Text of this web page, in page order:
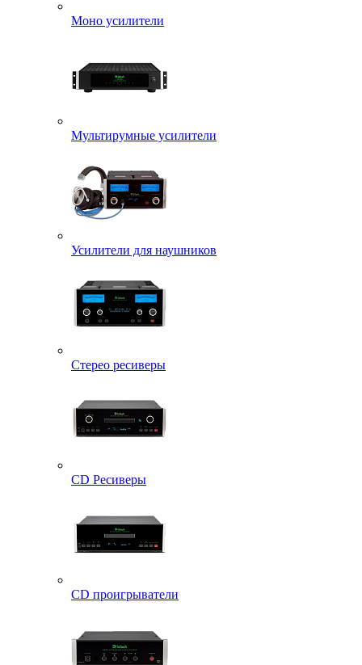
Моно усилители
Мультирумные усилители
Усилители для наушников
Стерео ресиверы
CD Ресиверы
CD проигрыватели